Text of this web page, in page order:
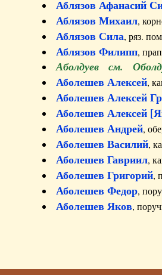
Аблязов Афанасий
Аблязов Михаил,
Аблязов Сила, ряз.
Аблязов Филипп,
Аболдуев см.
Аболешев Алексей,
Аболешев Алексей
Аболешев Алексей
Аболешев Андрей,
Аболешев Василий,
Аболешев Гавриил,
Аболешев Григорий,
Аболешев Федор,
Аболешев Яков,